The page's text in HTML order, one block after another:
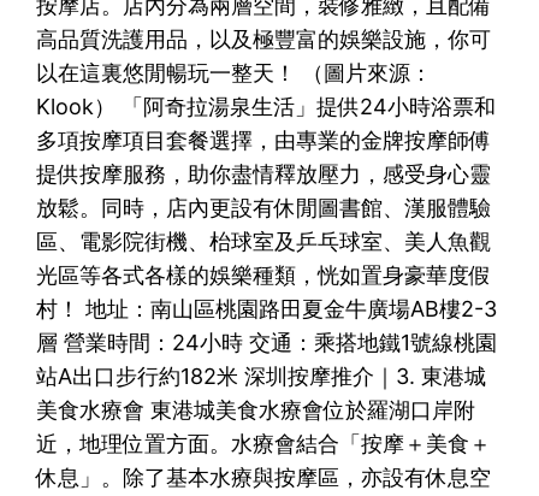
高品質洗護用品，以及極豐富的娛樂設施，你可
以在這裏悠閒暢玩一整天！ （圖片來源：
Klook） 「阿奇拉湯泉生活」提供24小時浴票和
多項按摩項目套餐選擇，由專業的金牌按摩師傅
提供按摩服務，助你盡情釋放壓力，感受身心靈
放鬆。同時，店內更設有休閒圖書館、漢服體驗
區、電影院街機、枱球室及乒乓球室、美人魚觀
光區等各式各樣的娛樂種類，恍如置身豪華度假
村！ 地址：南山區桃園路田夏金牛廣場AB樓2-3
層 營業時間：24小時 交通：乘搭地鐵1號線桃園
站A出口步行約182米 深圳按摩推介｜3. 東港城
美食水療會 東港城美食水療會位於羅湖口岸附
近，地理位置方面。水療會結合「按摩＋美食＋
休息」。除了基本水療與按摩區，亦設有休息空